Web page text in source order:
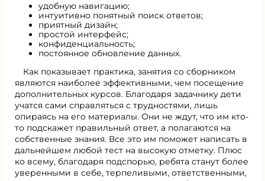
удобную навигацию;
интуитивно понятный поиск ответов;
приятный дизайн;
простой интерфейс;
конфиденциальность;
постоянное обновление данных.
Как показывает практика, занятия со сборником
являются наиболее эффективными, чем посещение
дополнительных курсов. Благодаря задачнику дети
учатся сами справляться с трудностями, лишь
опираясь на его материалы. Они не ждут, что им кто-
то подскажет правильный ответ, а полагаются на
собственные знания. Все это им поможет написать в
дальнейшем любой тест на высокую отметку. Плюс
ко всему, благодаря подспорью, ребята станут более
уверенными в себе, терпеливыми, ответственными,